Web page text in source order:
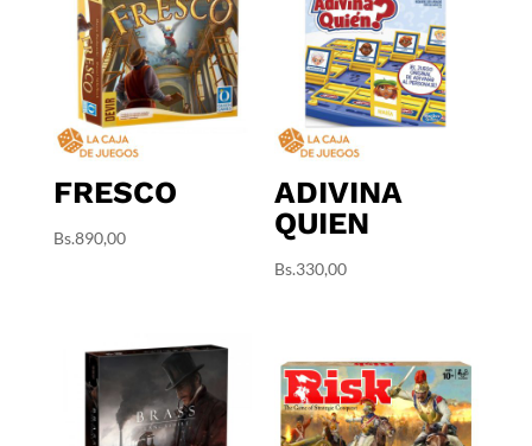
FRESCO
Bs.890,00
ADIVINA
QUIEN
Bs.330,00